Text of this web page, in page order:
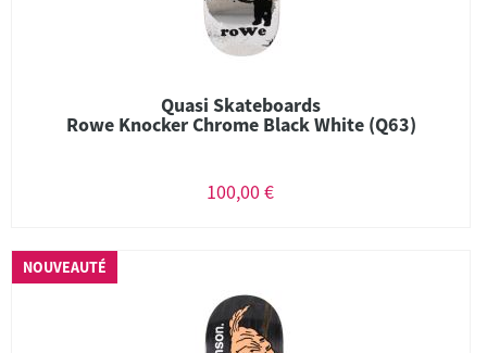
Quasi Skateboards
Rowe Knocker Chrome Black White (Q63)
100,00 €
NOUVEAUTÉ